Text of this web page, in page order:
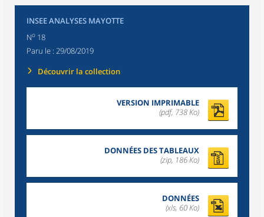
INSEE ANALYSES MAYOTTE
No 18
Paru le : 29/08/2019
Découvrir la collection
VERSION IMPRIMABLE
(pdf, 738 Ko)
DONNÉES DES TABLEAUX
(zip, 186 Ko)
DONNÉES
(xls, 60 Ko)